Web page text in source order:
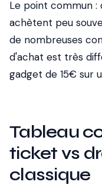
Le point commun :
achètent peu
de nombreuses
d'achat est très
gadget de 15€ sur
Tableau
ticket vs
classique